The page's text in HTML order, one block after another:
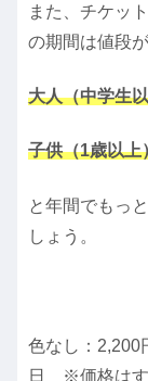
また、チケッ
の期間は値段が
大人（中学生
子供（1歳以上
と年間でもっ
しょう。
色なし：
日 ※価格はす